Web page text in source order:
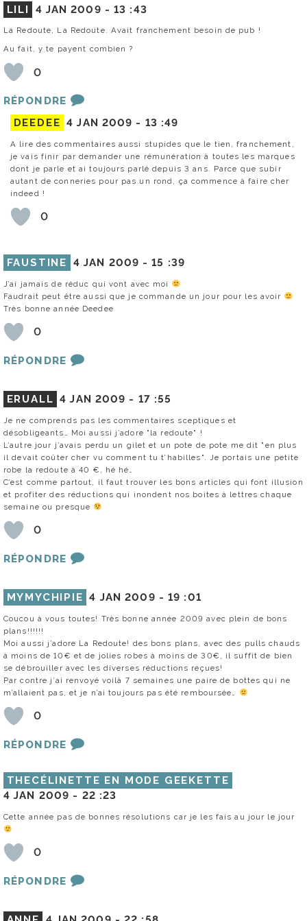
LILI 4 JAN 2009 -13 :43
La Redoute, La Redoute. Avait franchement besoin de pub !
Au fait, y te payent combien ?
0
RÉPONDRE
DEEDEE 4 JAN 2009 - 13 :49
A lire des commentaires aussi stupides que le tien, franchement,
je vais finir par demander une rémunération à toutes les marques
dont je parle et ai toujours parlé depuis 3 ans. Parce que subir
autant de conneries pour pas un rond, ça commence à faire cher
indeed !
0
FAUSTINE 4 JAN 2009 -15 :39
J’ai jamais de réduc qui vont avec moi
Faudrait peut être aussi que je commande un jour pour les avoir
Très bonne année Deedee
0
RÉPONDRE
ERUALL 4 JAN 2009 - 17 :55
Je ne comprends pas les commentaires sceptiques et
désobligeants… Moi aussi j’adore "la redoute" !
L’autre jour j’avais perdu un gilet et un pote de pote me dit "en plus
il devait coûter cher vu comment tu t’habilles". Je portais une petite
robe la redoute à 40 €, hé hé…
C’est comme partout, il faut trouver les bons articles qui font illusion
et profiter des réductions qui inondent nos boites à lettres chaque
semaine ou presque
0
RÉPONDRE
MYMYCHIPIE 4 JAN 2009 -19 :01
Coucou à vous toutes! Très bonne année 2009 avec plein de bons
plans!!!!!!
Moi aussi j’adore La Redoute! des bons plans, avec des pulls chauds
à moins de 10€ et de jolies robes à moins de 30€, il suffit de bien
se débrouiller avec les diverses réductions reçues!
Par contre j’ai renvoyé voilà 7 semaines une paire de bottes qui ne
m’allaient pas, et je n’ai toujours pas été remboursée…
0
RÉPONDRE
THECÉLINETTE EN MODE GEEKETTE
4 JAN 2009 - 22 :23
Cette année pas de bonnes résolutions car je les fais au jour le jour
0
RÉPONDRE